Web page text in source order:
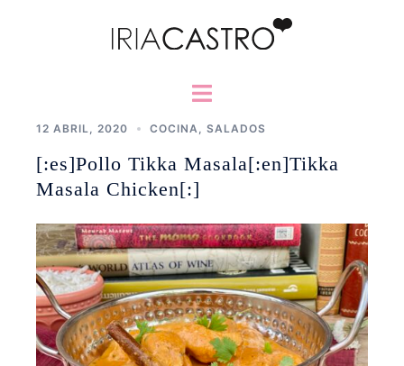
Alternar
12 ABRIL, 2020 COCINA SALADOS
[:es]Pollo Tikka Masala[:en]Tikka
Masala Chicken[:]